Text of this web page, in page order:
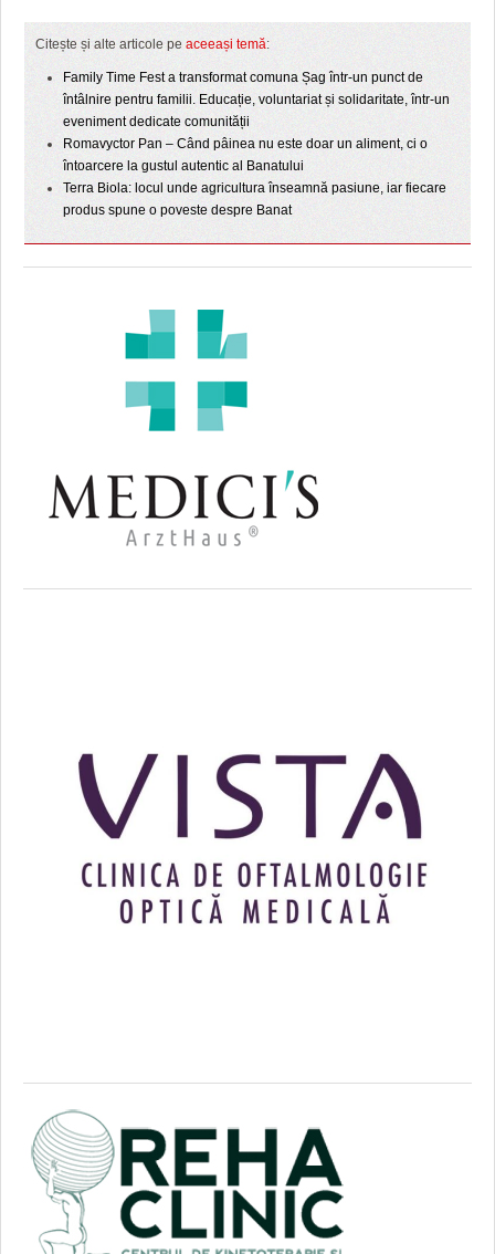
Citește și alte articole pe aceeași temă:
Family Time Fest a transformat comuna Șag într-un punct de
întâlnire pentru familii. Educație, voluntariat și solidaritate, într-un
eveniment dedicate comunității
Romavyctor Pan – Când pâinea nu este doar un aliment, ci o
întoarcere la gustul autentic al Banatului
Terra Biola: locul unde agricultura înseamnă pasiune, iar fiecare
produs spune o poveste despre Banat